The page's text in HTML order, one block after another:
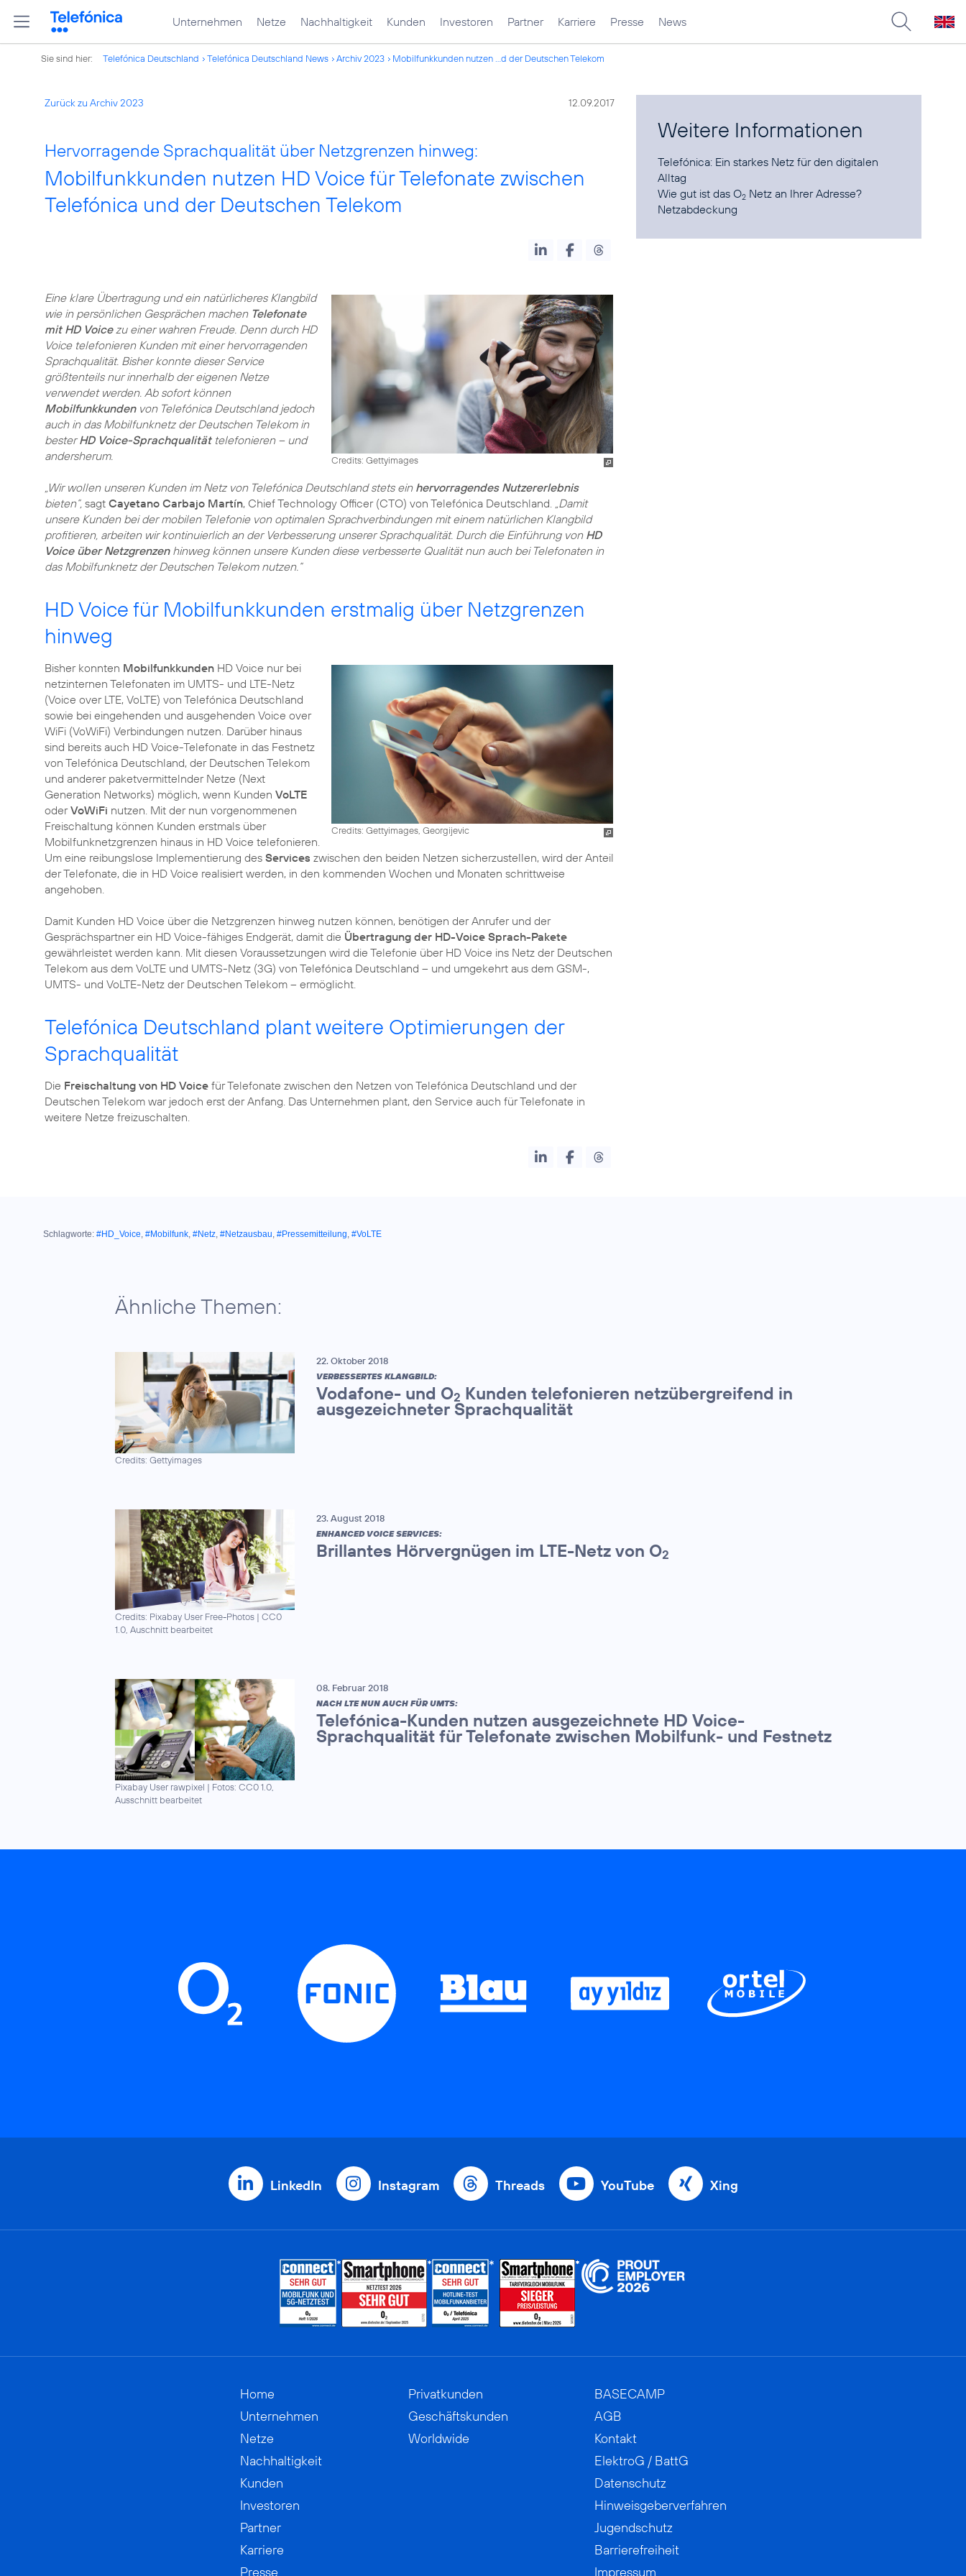
Unternehmen Netze Nachhaltigkeit Kunden Investoren Partner Karriere Presse News
Sie sind hier: Telefónica Deutschland Telefónica Deutschland News Archiv 2023 Mobilfunkkunden nutzen ...d der Deutschen Telekom
Zurück zu Archiv 2023 12.09.2017
Hervorragende Sprachqualität über Netzgrenzen hinweg:
Mobilfunkkunden nutzen HD Voice für Telefonate zwischen
Telefónica und der Deutschen Telekom
Credits: Gettyimages
Eine klare Übertragung und ein natürlicheres Klangbild
wie in persönlichen Gesprächen machen Telefonate
mit HD Voicezu einer wahren Freude. Denn durch HD
Voice telefonieren Kunden mit einer hervorragenden
Sprachqualität. Bisher konnte dieser Service
größtenteils nur innerhalb der eigenen Netze
verwendet werden. Ab sofort können
Mobilfunkkundenvon Telefónica Deutschland jedoch
auch in das Mobilfunknetz der Deutschen Telekom in
besterHD Voice-Sprachqualitättelefonieren – und
andersherum.
„Wir wollen unseren Kunden im Netz von Telefónica Deutschland stets ein hervorragendes Nutzererlebnis
bieten“, sagt Cayetano Carbajo Martín, Chief Technology Officer (CTO) von Telefónica Deutschland. „Damit
unsere Kunden bei der mobilen Telefonie von optimalen Sprachverbindungen mit einem natürlichen Klangbild
profitieren, arbeiten wir kontinuierlich an der Verbesserung unserer Sprachqualität. Durch die Einführung von HD
Voice über Netzgrenzenhinweg können unsere Kunden diese verbesserte Qualität nun auch bei Telefonaten in
das Mobilfunknetz der Deutschen Telekom nutzen.“
HD Voice für Mobilfunkkunden erstmalig über Netzgrenzen
hinweg
Credits: Gettyimages, Georgijevic
Bisher konnten Mobilfunkkunden HD Voice nur bei
netzinternen Telefonaten im UMTS- und LTE-Netz
(Voice over LTE, VoLTE) von Telefónica Deutschland
sowie bei eingehenden und ausgehenden Voice over
WiFi (VoWiFi) Verbindungen nutzen. Darüber hinaus
sind bereits auch HD Voice-Telefonate in das Festnetz
von Telefónica Deutschland, der Deutschen Telekom
und anderer paketvermittelnder Netze (Next
Generation Networks) möglich, wenn Kunden VoLTE
oderVoWiFi nutzen. Mit der nun vorgenommenen
Freischaltung können Kunden erstmals über
Mobilfunknetzgrenzen hinaus in HD Voice telefonieren.
Um eine reibungslose Implementierung des Services zwischen den beiden Netzen sicherzustellen, wird der Anteil
der Telefonate, die in HD Voice realisiert werden, in den kommenden Wochen und Monaten schrittweise
angehoben.
Damit Kunden HD Voice über die Netzgrenzen hinweg nutzen können, benötigen der Anrufer und der
Gesprächspartner ein HD Voice-fähiges Endgerät, damit die Übertragung der HD-Voice Sprach-Pakete
gewährleistet werden kann. Mit diesen Voraussetzungen wird die Telefonie über HD Voice ins Netz der Deutschen
Telekom aus dem VoLTE und UMTS-Netz (3G) von Telefónica Deutschland – und umgekehrt aus dem GSM-,
UMTS- und VoLTE-Netz der Deutschen Telekom – ermöglicht.
Telefónica Deutschland plant weitere Optimierungen der
Sprachqualität
Die Freischaltung von HD Voice für Telefonate zwischen den Netzen von Telefónica Deutschland und der
Deutschen Telekom war jedoch erst der Anfang. Das Unternehmen plant, den Service auch für Telefonate in
weitere Netze freizuschalten.
Weitere Informationen
Telefónica: Ein starkes Netz für den digitalen
Alltag
Wie gut ist das O2 Netz an Ihrer Adresse?
Netzabdeckung
Schlagworte: #HD_Voice, #Mobilfunk, #Netz, #Netzausbau, #Pressemitteilung, #VoLTE
Ähnliche Themen:
Credits: Gettyimages
22. Oktober 2018
VERBESSERTES KLANGBILD:
Vodafone- und O2 Kunden telefonieren netzübergreifend in
ausgezeichneter Sprachqualität
Credits: Pixabay User Free-Photos | CC0
1.0, Auschnitt bearbeitet
23. August 2018
ENHANCED VOICE SERVICES:
Brillantes Hörvergnügen im LTE-Netz von O2
Pixabay User rawpixel | Fotos: CC0 1.0,
Ausschnitt bearbeitet
08. Februar 2018
NACH LTE NUN AUCH FÜR UMTS:
Telefónica-Kunden nutzen ausgezeichnete HD Voice-
Sprachqualität für Telefonate zwischen Mobilfunk- und Festnetz
LinkedIn Instagram Threads YouTube Xing
Home
Unternehmen
Netze
Nachhaltigkeit
Kunden
Investoren
Partner
Karriere
Presse
Privatkunden
Geschäftskunden
Worldwide
BASECAMP
AGB
Kontakt
ElektroG / BattG
Datenschutz
Hinweisgeberverfahren
Jugendschutz
Barrierefreiheit
Impressum